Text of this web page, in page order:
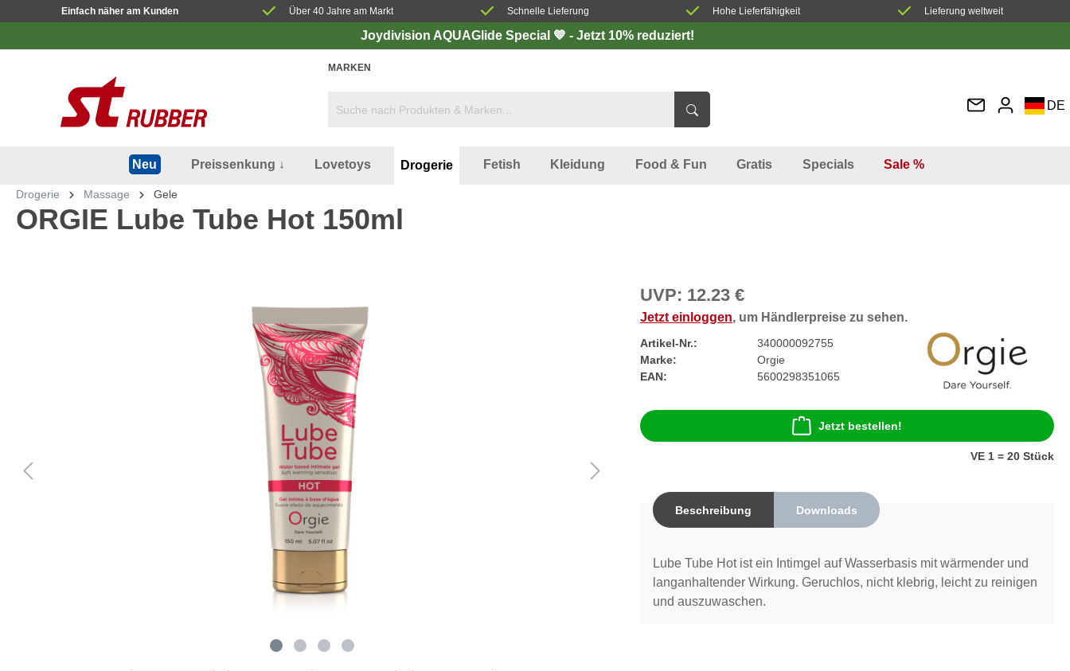
Einfach näher am Kunden Über 40 Jahre am Markt Schnelle Lieferung Hohe Lieferfähigkeit Lieferung weltweit
Joydivision AQUAGlide Special 💙 - Jetzt 10% reduziert!
MARKEN
DE
Neu Preissenkung ↓ Lovetoys Drogerie Fetish Kleidung Food & Fun Gratis Specials Sale %
Drogerie Massage Gele
ORGIE Lube Tube Hot 150ml
UVP: 12.23 €
Jetzt einloggen, um Händlerpreise zu sehen.
Artikel-Nr.:
340000092755
Marke:
Orgie
EAN:
5600298351065
Jetzt bestellen!
VE 1 = 20 Stück
Beschreibung Downloads
Lube Tube Hot ist ein Intimgel auf Wasserbasis mit wärmender und
langanhaltender Wirkung. Geruchlos, nicht klebrig, leicht zu reinigen
und auszuwaschen.